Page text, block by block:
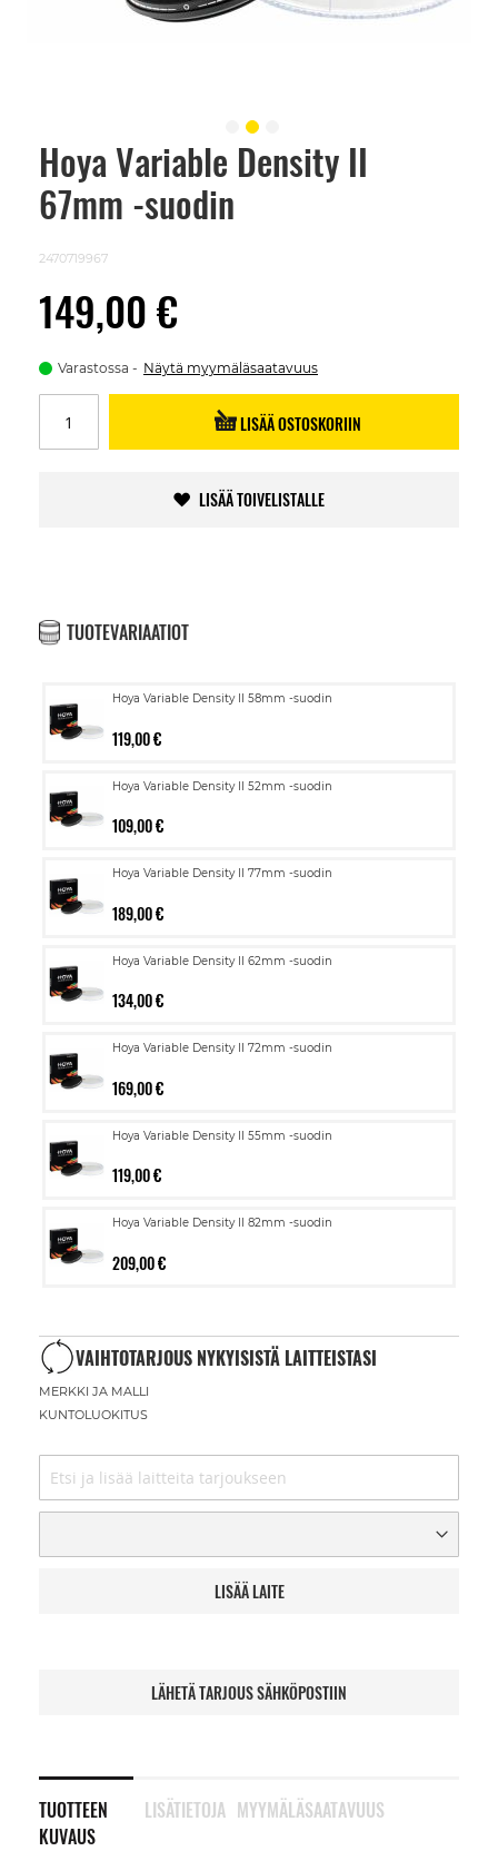
Hoya Variable Density II
67mm -suodin
2470719967
149,00 €
Varastossa Näytä myymäläsaatavuus
LISÄÄ OSTOSKORIIN
LISÄÄ TOIVELISTALLE
TUOTEVARIAATIOT
Hoya Variable Density II 58mm -suodin
119,00 €
Hoya Variable Density II 52mm -suodin
109,00 €
Hoya Variable Density II 77mm -suodin
189,00 €
Hoya Variable Density II 62mm -suodin
134,00 €
Hoya Variable Density II 72mm -suodin
169,00 €
Hoya Variable Density II 55mm -suodin
119,00 €
Hoya Variable Density II 82mm -suodin
209,00 €
VAIHTOTARJOUS NYKYISISTÄ LAITTEISTASI
MERKKI JA MALLI
KUNTOLUOKITUS
LISÄÄ LAITE
LÄHETÄ TARJOUS SÄHKÖPOSTIIN
TUOTTEEN
KUVAUS
LISÄTIETOJA MYYMÄLÄSAATAVUUS
Skip
beginning
images